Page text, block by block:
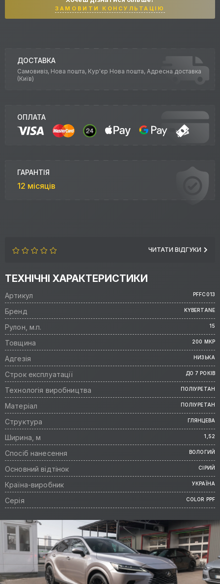
ЧИТАТИ ВІДГУКИ
ТЕХНІЧНІ ХАРАКТЕРИСТИКИ
Артикул PFFC013
Бренд KYBERTANE
Рулон, м.п. 15
Товщина 200 МКР
Адгезія НИЗЬКА
Строк експлуатації ДО 7 РОКІВ
Технологія виробництва ПОЛІУРЕТАН
Матеріал ПОЛІУРЕТАН
Структура ГЛЯНЦЕВА
Ширина, м 1,52
Спосіб нанесення ВОЛОГИЙ
Основний відтінок СІРИЙ
Країна-виробник УКРАЇНА
Серія COLOR PPF
ЗАМОВИТИ КОНСУЛЬТАЦІЮ
ДОСТАВКА
Самовивіз, Нова пошта, Кур'єр Нова пошта, Адресна доставка
(Київ)
ОПЛАТА
ГАРАНТІЯ
12 місяців